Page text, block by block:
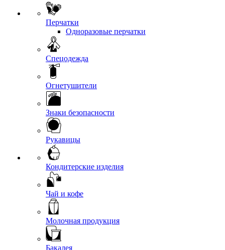
Перчатки
Одноразовые перчатки
Спецодежда
Огнетушители
Знаки безопасности
Рукавицы
Кондитерские изделия
Чай и кофе
Молочная продукция
Бакалея